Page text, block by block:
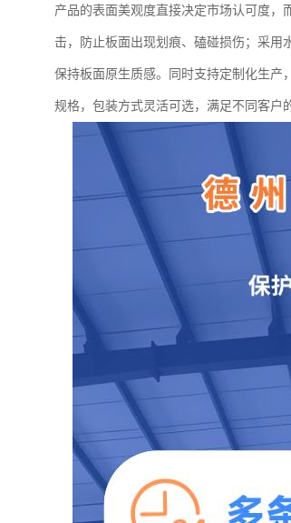
产品的表面美观度直接决定市场认可度，
击，防止板面出现划痕、磕碰损伤；采用
保持板面原生质感。同时支持定制化生产
规格，包装方式灵活可选，满足不同客户